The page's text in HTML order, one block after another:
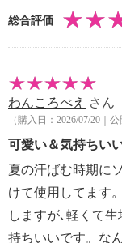
総合評価
わんころべえ さん
（購入日：2026/07/20｜公
可愛い＆気持ちい
夏の汗ばむ時期に
けて使用してます
しますが､軽くて
持ちいいです。な